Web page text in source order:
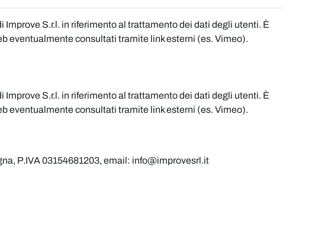
S.r.l. in riferimento al trattamento dei dati degli utenti. È
eventualmente consultati tramite link esterni (es. Vimeo).
S.r.l. in riferimento al trattamento dei dati degli utenti. È
eventualmente consultati tramite link esterni (es. Vimeo).
P.IVA 03154681203, email: info@improvesrl.it